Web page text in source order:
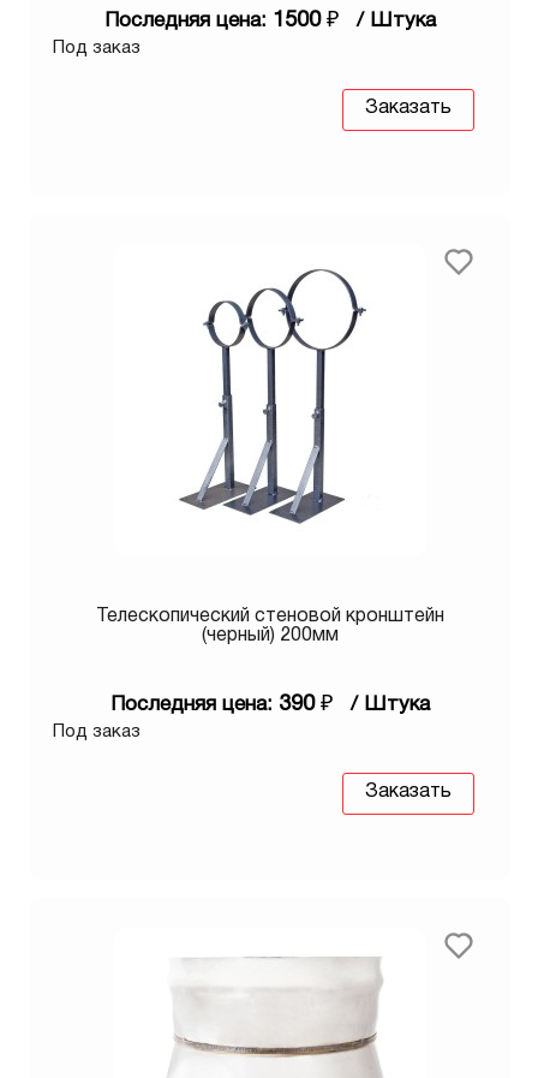
Последняя цена: 1500 ₽ / Штука
Под заказ
Заказать
Телескопический стеновой кронштейн
(черный) 200мм
Последняя цена: 390 ₽ / Штука
Под заказ
Заказать